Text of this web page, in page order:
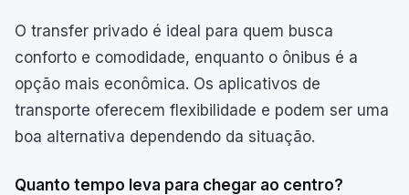
O transfer privado é ideal para quem busca
conforto e comodidade, enquanto o ônibus é a
opção mais econômica. Os aplicativos de
transporte oferecem flexibilidade e podem ser uma
boa alternativa dependendo da situação.
Quanto tempo leva para chegar ao centro?